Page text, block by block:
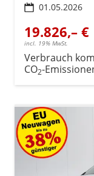
01.05.2026
19.826,– €
incl. 19% MwSt.
Verbrauch
CO2-